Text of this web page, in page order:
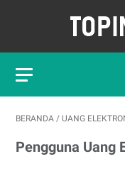
BERANDA / UANG
Pengguna Uang